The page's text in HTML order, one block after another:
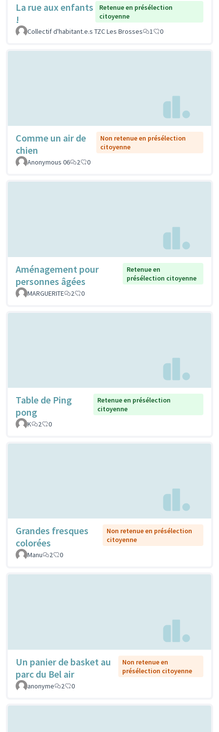
La rue aux enfants
!
Retenue en présélection
citoyenne
Collectif d'habitant.e.s TZC Les Brosses
1 0
Comme un air de
chien
Non retenue en présélection
citoyenne
Anonymous 06
2 0
Aménagement pour
personnes âgées
Retenue en
présélection citoyenne
MARGUERITE
2 0
Table de Ping
pong
Retenue en présélection
citoyenne
K
2 0
Grandes fresques
colorées
Non retenue en présélection
citoyenne
Manu
2 0
Un panier de basket au
parc du Bel air
Non retenue en
présélection citoyenne
anonyme
2 0